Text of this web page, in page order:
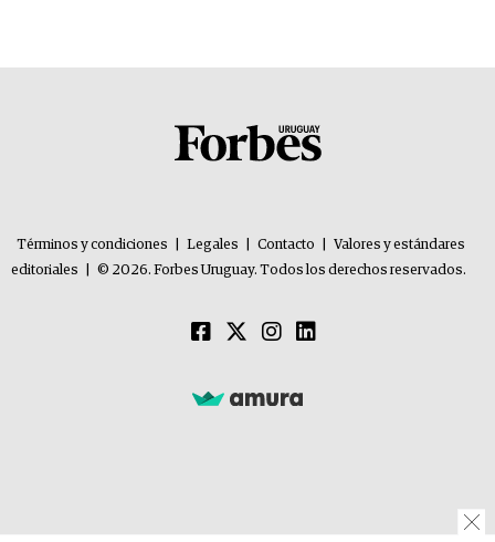
Términos y condiciones Legales Contacto
Valores y estándares
editoriales
© 2026. Forbes Uruguay. Todos los derechos reservados.